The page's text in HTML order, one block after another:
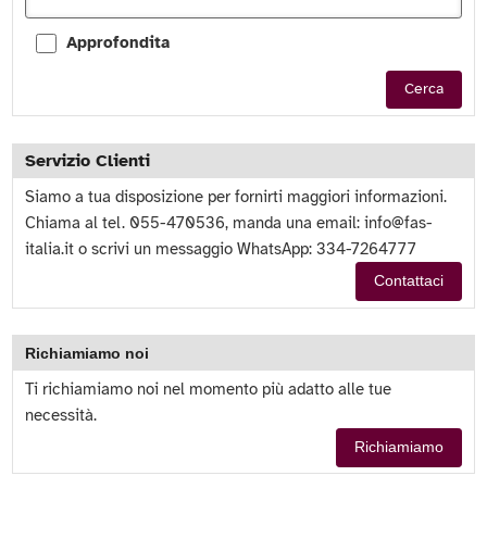
Approfondita
Cerca
Servizio Clienti
Siamo a tua disposizione per fornirti maggiori informazioni.
Chiama al tel. 055-470536, manda una email:info@fas-
italia.it o scrivi un messaggio WhatsApp: 334-7264777
Contattaci
Richiamiamo noi
Ti richiamiamo noi nel momento più adatto alle tue
necessità.
Richiamiamo